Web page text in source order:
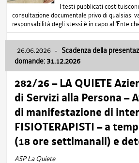
I testi pubblicati
consultazione documentale privo di qualsiasi
responsabilità degli stessi è in capo all'Ente
26.06.2026 - Scadenza della
domande: 31.12.2026
282/26 – LA QUIETE
di Servizi alla Persona –
di manifestazione di
FISIOTERAPISTI – a
(18 ore settimanali) e
ASP La Quiete